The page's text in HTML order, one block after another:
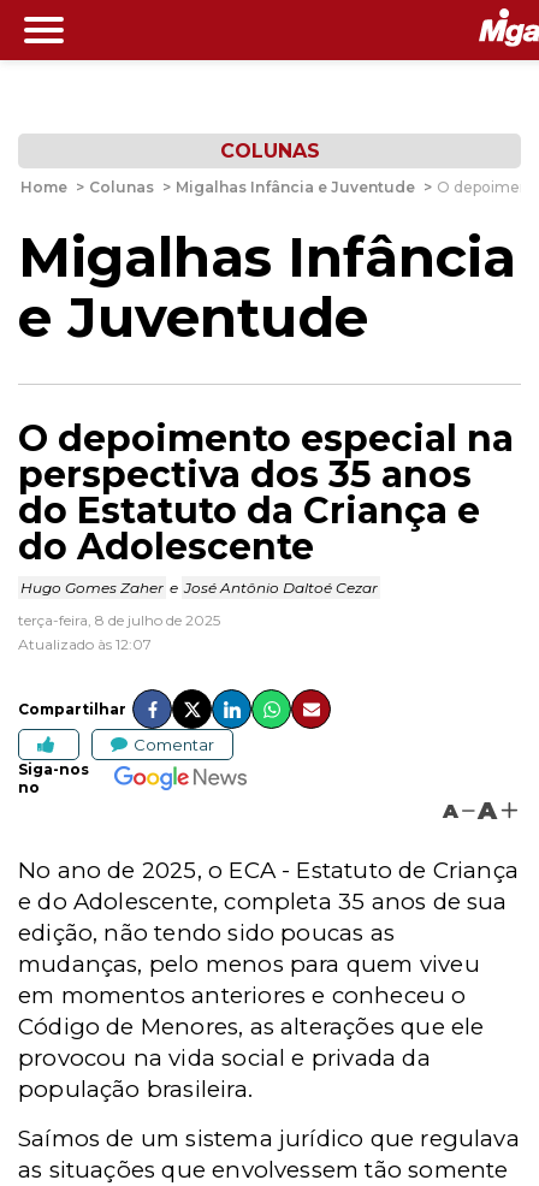
COLUNAS
Home > Colunas > Migalhas Infância e Juventude > O
Migalhas Infância
e Juventude
O depoimento especial na
perspectiva dos 35 anos
do Estatuto da Criança e
do Adolescente
Hugo Gomes Zaher e José Antônio Daltoé Cezar
terça-feira, 8 de julho de 2025
Atualizado às 12:07
Compartilhar
Comentar
Siga-nos
no
A A
No ano de 2025, o ECA - Estatuto de Criança
e do Adolescente, completa 35 anos de sua
edição, não tendo sido poucas as
mudanças, pelo menos para quem viveu
em momentos anteriores e conheceu o
Código de Menores, as alterações que ele
provocou na vida social e privada da
população brasileira.
Saímos de um sistema jurídico que regulava
as situações que envolvessem tão somente